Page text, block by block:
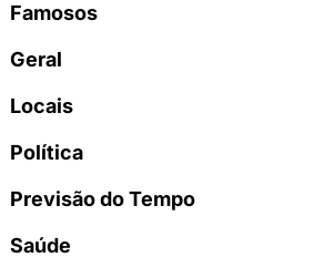
Famosos
Geral
Locais
Política
Previsão do Tempo
Saúde